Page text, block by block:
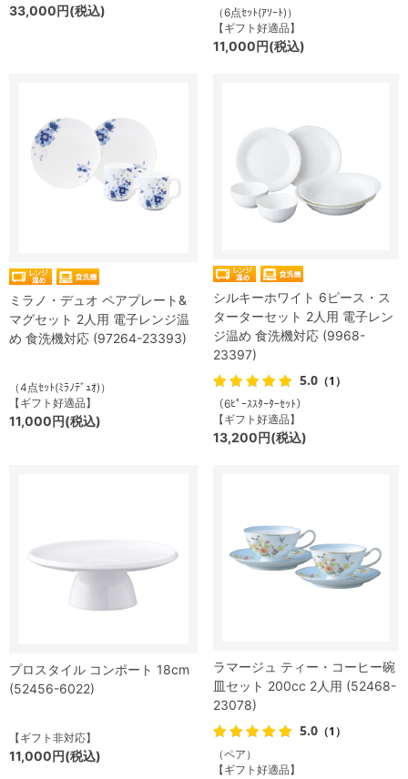
33,000円(税込)
（6点ｾｯﾄ(ｱｿｰﾄ)）
【ギフト好適品】
11,000円(税込)
ミラノ・デュオ ペアプレート&
マグセット 2人用 電子レンジ温
め 食洗機対応 (97264-23393)
（4点ｾｯﾄ(ﾐﾗﾉﾃﾞｭｵ)）
【ギフト好適品】
11,000円(税込)
シルキーホワイト 6ピース・ス
ターターセット 2人用 電子レン
ジ温め 食洗機対応 (9968-
23397)
5.0 （1）
（6ﾋﾟｰｽｽﾀｰﾀｰｾｯﾄ）
【ギフト好適品】
13,200円(税込)
プロスタイル コンポート 18cm
(52456-6022)
【ギフト非対応】
11,000円(税込)
ラマージュ ティー・コーヒー碗
皿セット 200cc 2人用 (52468-
23078)
5.0 （1）
（ペア）
【ギフト好適品】